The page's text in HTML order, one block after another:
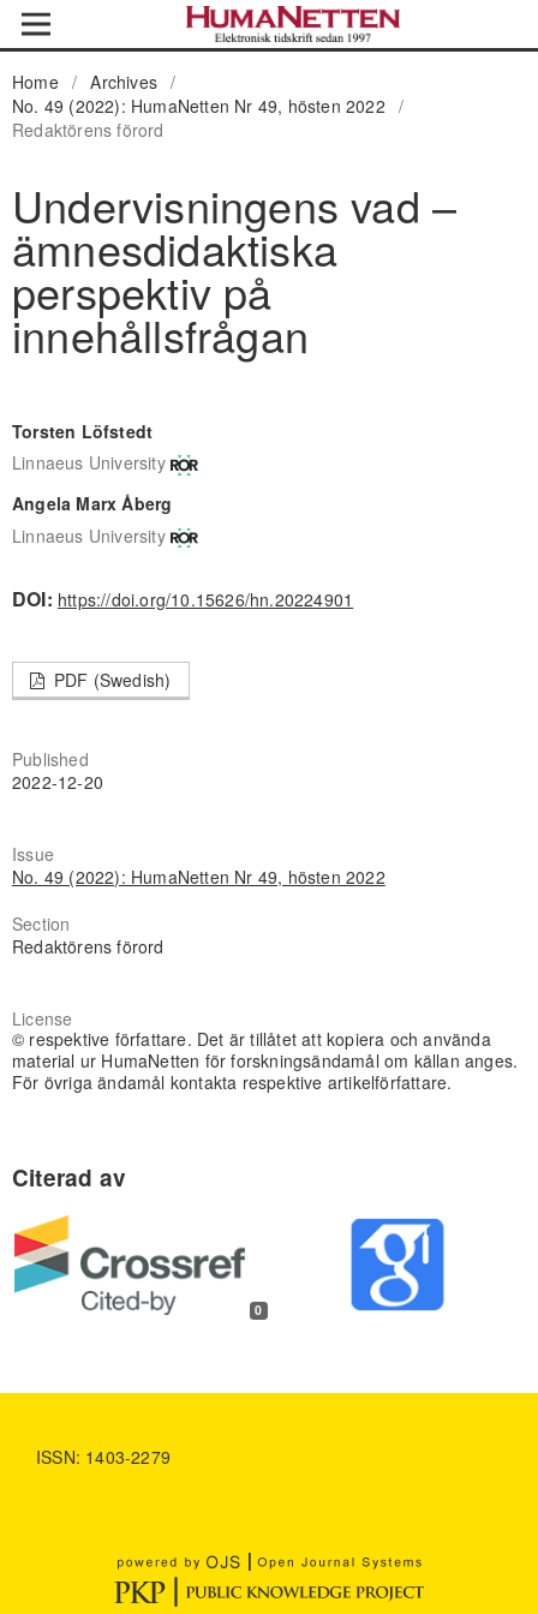
Home / Archives /
No. 49 (2022): HumaNetten Nr 49, hösten 2022 /
Redaktörens förord
Undervisningens vad –
ämnesdidaktiska
perspektiv på
innehållsfrågan
Torsten Löfstedt
Linnaeus University
Angela Marx Åberg
Linnaeus University
DOI: https://doi.org/10.15626/hn.20224901
PDF (Swedish)
Published
2022-12-20
Issue
No. 49 (2022): HumaNetten Nr 49, hösten 2022
Section
Redaktörens förord
License
© respektive författare. Det är tillåtet att kopiera och använda
material ur HumaNetten för forskningsändamål om källan anges.
För övriga ändamål kontakta respektive artikelförfattare.
0
ISSN: 1403-2279